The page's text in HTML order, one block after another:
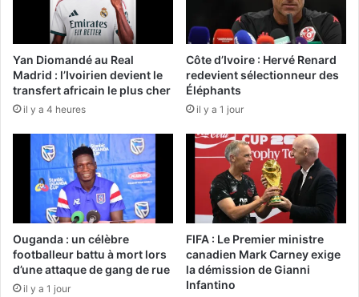
Yan Diomandé au Real
Madrid : l’Ivoirien devient le
transfert africain le plus cher
il y a 4 heures
Côte d’Ivoire : Hervé Renard
redevient sélectionneur des
Éléphants
il y a 1 jour
Ouganda : un célèbre
footballeur battu à mort lors
d’une attaque de gang de rue
il y a 1 jour
FIFA : Le Premier ministre
canadien Mark Carney exige
la démission de Gianni
Infantino